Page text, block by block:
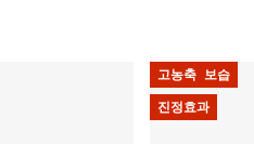
고농축 보습
진정효과